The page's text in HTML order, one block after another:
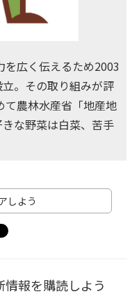
広く伝えるため2003
。その取り組みが評
て農林水産省「地産地
な野菜は白菜、苦手
しよう
情報を購読しよう